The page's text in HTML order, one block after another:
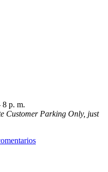
8 p. m.
Customer Parking Only, just